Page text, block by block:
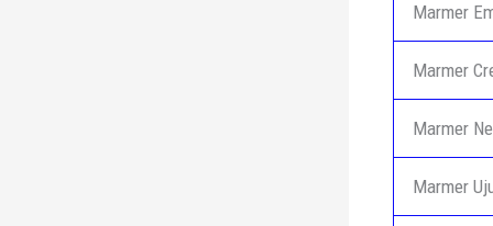
Marmer
Marmer
Marmer
Marmer